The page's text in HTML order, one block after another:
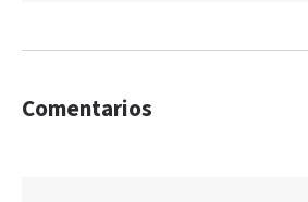
Comentarios